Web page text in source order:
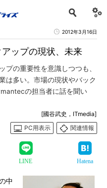
2012年3月16日
ップの現状、未来
プの重要性を意識しつつも、
は多い。市場の現状やバック
の担当者に話を聞い
[國谷武史，ITmedia]
PC用表示
関連情報
LINE Hatena
中